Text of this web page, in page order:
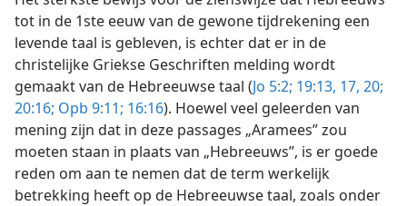
tot in de 1ste eeuw van de gewone tijdrekening een
levende taal is gebleven, is echter dat er in de
christelijke Griekse Geschriften melding wordt
gemaakt van de Hebreeuwse taal (Jo 5:2; 19:13, 17, 20;
20:16; Opb 9:11; 16:16). Hoewel veel geleerden van
mening zijn dat in deze passages „Aramees” zou
moeten staan in plaats van „Hebreeuws”, is er goede
reden om aan te nemen dat de term werkelijk
betrekking heeft op de Hebreeuwse taal, zoals onder